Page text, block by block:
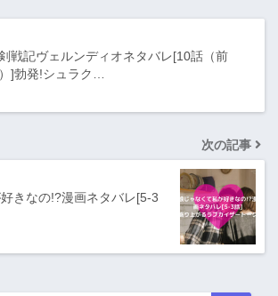
戦記ヴェルンディオネタバレ[10話（前
]勃発!シュラク…
次の記事
きなの!?漫画ネタバレ[5-3